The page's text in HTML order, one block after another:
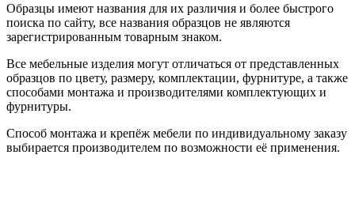
Образцы имеют названия для их различия и более быстрого
поиска по сайту, все названия образцов не являются
зарегистрированным товарным знаком.
Все мебельные изделия могут отличаться от представленных
образцов по цвету, размеру, комплектации, фурнитуре, а также
способами монтажа и производителями комплектующих и
фурнитуры.
Способ монтажа и крепёж мебели по индивидуальному заказу
выбирается производителем по возможности её применения.